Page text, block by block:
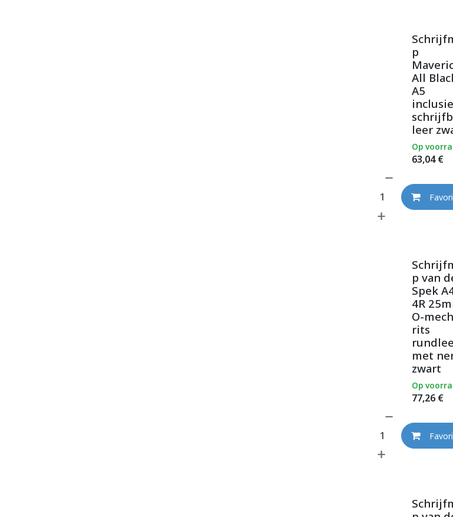
p
All
A5
leer
63,04€
Op
p van
Spek
4R
O-mech
rits
met
zwart
77,26 €
Op